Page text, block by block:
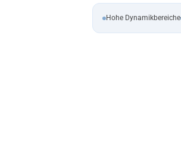
Hohe Dynamikbereiche